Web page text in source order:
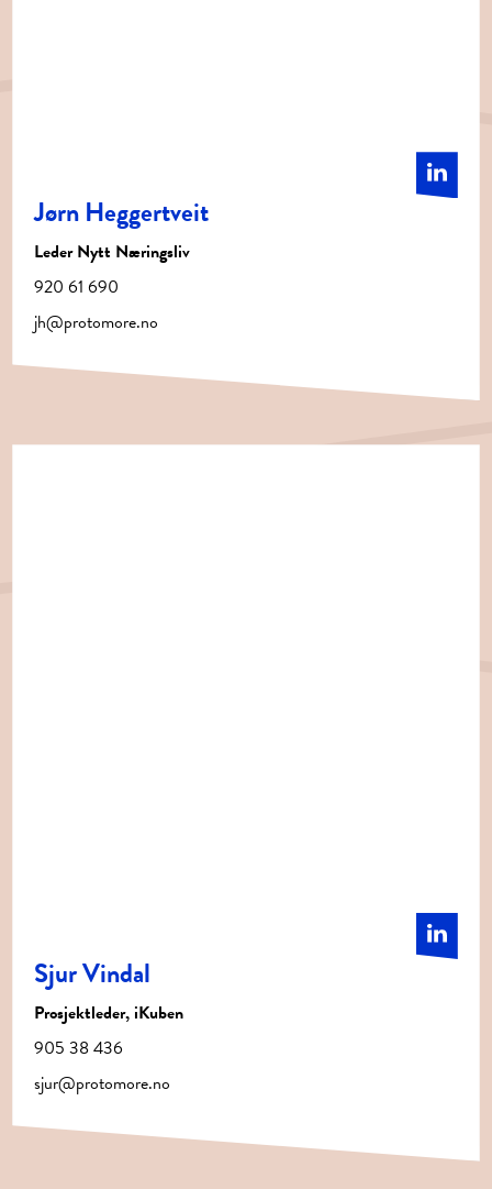
Jørn Heggertveit
Leder Nytt Næringsliv
920 61 690
jh@protomore.no
Sjur Vindal
Prosjektleder, iKuben
905 38 436
sjur@protomore.no